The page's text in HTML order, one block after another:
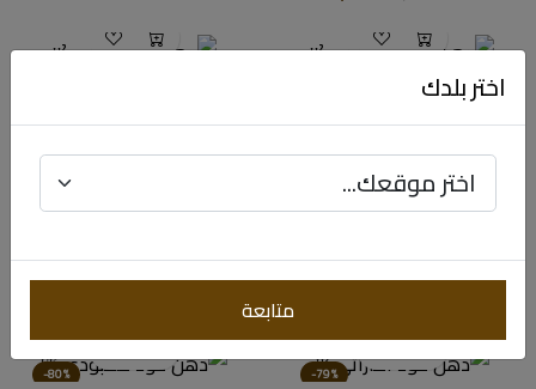
دهن عود كمبودي ᴴ²
$117.34
$23.47
$117.34
$23.47
-79%
-79%
-79%
-80%
اختر بلدك
متابعة